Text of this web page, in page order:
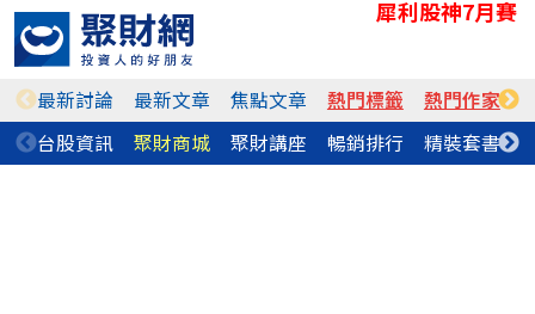
犀利股神7月賽
最新討論 最新文章 焦點文章 熱門標籤 熱門作家
台股資訊
聚財商城 聚財講座 暢銷排行 精裝套書